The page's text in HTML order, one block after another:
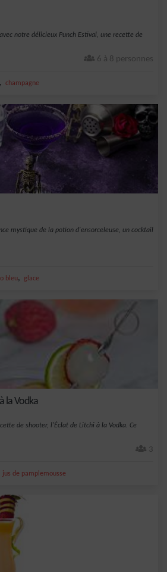
notre délicieux Punch Estival, une recette de
6 à 8 personnes
, champagne
mystique de la potion d'ensorceleuse, un cocktail
bleu, glace
la Vodka
de shooter, l'Éclat de Litchi à la Vodka. Ce
3
jus de pamplemousse